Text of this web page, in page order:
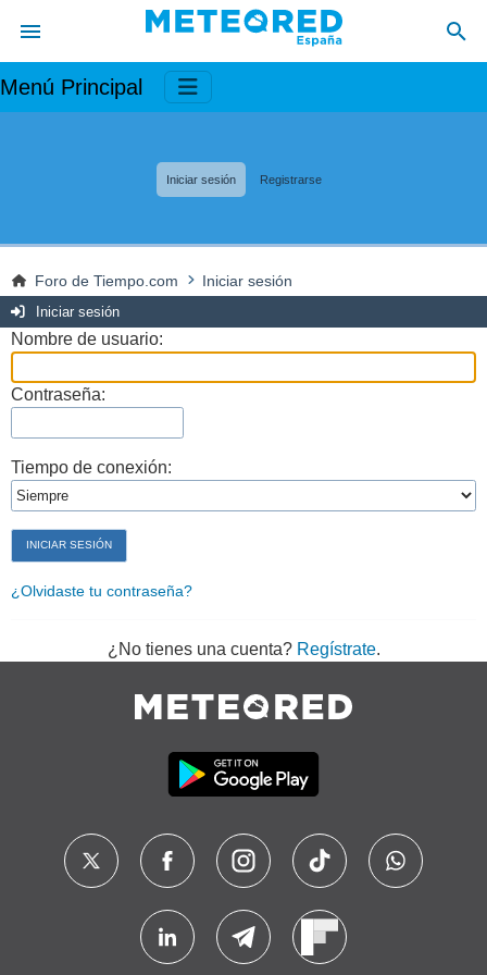
Menú Principal
Iniciar sesión Registrarse
Foro de Tiempo.com Iniciar sesión
Iniciar sesión
Nombre de usuario:
Contraseña:
Tiempo de conexión:
¿Olvidaste tu contraseña?
¿No tienes una cuenta? Regístrate.